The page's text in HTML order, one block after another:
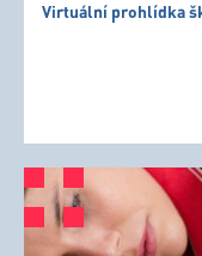
Virtuální prohlídka